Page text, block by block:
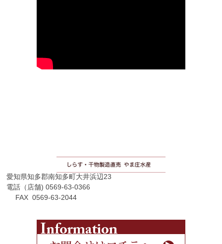
愛知県知多郡南知多町大井浜辺23
電話（店舗) 0569-63-0366
FAX 0569-63-2044